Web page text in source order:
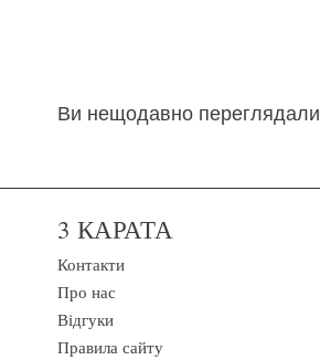
Ви нещодавно переглядали
3 КАРАТА
Контакти
Про нас
Відгуки
Правила сайту